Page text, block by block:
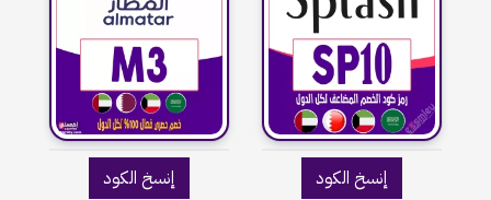
إنسخ الكود إنسخ الكود